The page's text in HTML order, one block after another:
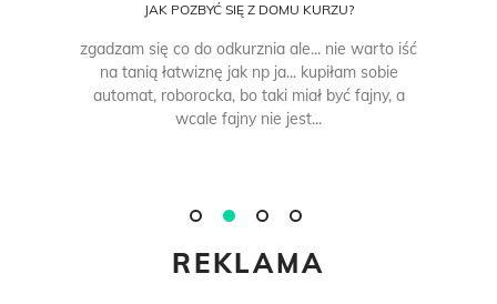
JAK POZBYĆ SIĘ Z DOMU KURZU?
zgadzam się co do odkurznia ale... nie warto iść
na tanią łatwiznę jak np ja... kupiłam sobie
automat, roborocka, bo taki miał być fajny, a
wcale fajny nie jest...
REKLAMA